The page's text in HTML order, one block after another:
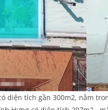
diện tích gần 300m2, nằm